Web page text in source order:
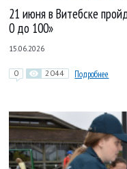
21 июня в Витебске
0 до 100»
15.06.2026
0 2044 Подробнее